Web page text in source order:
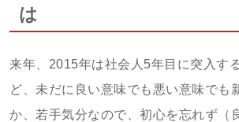
は
来年、2015年は社会人5年目に突入す
ど、未だに良い意味でも悪い意味でも
か、若手気分なので、初心を忘れず（